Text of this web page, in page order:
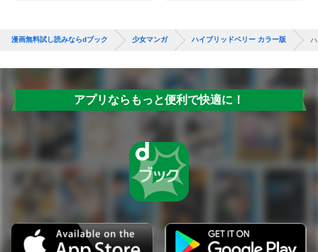
漫画無料試し読みならdブック 少女マンガ ハイブリッドベリー カラー版
アプリならもっと便利で快適に！